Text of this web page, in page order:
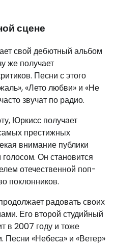
сцене
свой дебютный альбом
же получает
Песни с этого
«Лето любви» и «Не
звучат по радио.
Юркисс получает
престижных
внимание публики
Он становится
отечественной поп-
поклонников.
радовать своих
Его второй студийный
в 2007 году и тоже
Песни «Небеса» и «Ветер»